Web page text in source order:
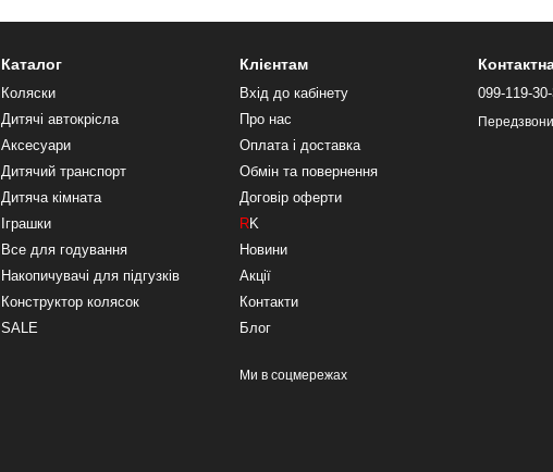
Каталог
Коляски
Дитячі автокрісла
Аксесуари
Дитячий транспорт
Дитяча кімната
Іграшки
Все для годування
Накопичувачі для підгузків
Конструктор колясок
SALE
Клієнтам
Вхід до кабінету
Про нас
Оплата і доставка
Обмін та повернення
Договір оферти
RK
Новини
Акції
Контакти
Блог
Ми в соцмережах
099-119-